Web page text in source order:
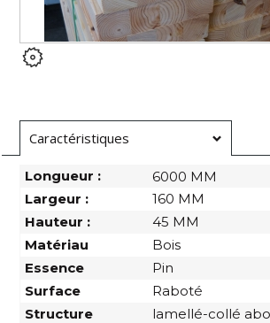
Caractéristiques
Longueur :
6000 MM
Largeur :
160 MM
Hauteur :
45 MM
Matériau
Bois
Essence
Pin
Surface
Raboté
Structure
lamellé-collé